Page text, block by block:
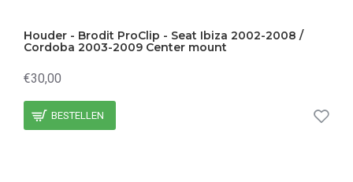
Houder - Brodit ProClip - Seat Ibiza 2002-2008 /
Cordoba 2003-2009 Center mount
€30,00
BESTELLEN